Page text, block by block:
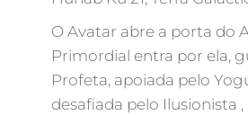
O Avatar abre a porta do
Primordial entra por ela,
Profeta, apoiada pelo
desafiada pelo Ilusionista ,